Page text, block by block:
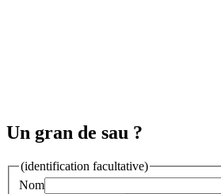
Un gran de sau ?
(identification facultative)
Nom